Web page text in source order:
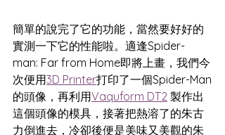
簡單的說完了它的功能，當然要好好的
實測一下它的性能啦。適逢Spider-
man: Far from Home即將上畫，我們今
次便用3D Printer打印了一個Spider-Man
的頭像，再利用Vaquform DT2 製作出
這個頭像的模具，接著把熱溶了的朱古
力倒進去，冷卻後便是美味又美觀的朱